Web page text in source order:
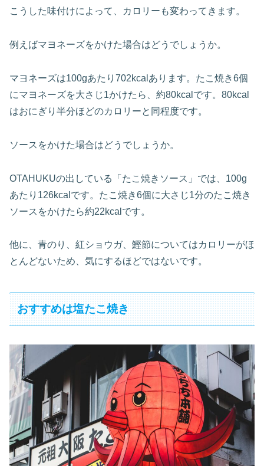
こうした味付けによって、カロリーも変わってきます。
例えばマヨネーズをかけた場合はどうでしょうか。
マヨネーズは100gあたり702kcalあります。たこ焼き6個
にマヨネーズを大さじ1かけたら、約80kcalです。80kcal
はおにぎり半分ほどのカロリーと同程度です。
ソースをかけた場合はどうでしょうか。
OTAHUKUの出している「たこ焼きソース」では、100g
あたり126kcalです。たこ焼き6個に大さじ1分のたこ焼き
ソースをかけたら約22kcalです。
他に、青のり、紅ショウガ、鰹節についてはカロリーがほ
とんどないため、気にするほどではないです。
おすすめは塩たこ焼き